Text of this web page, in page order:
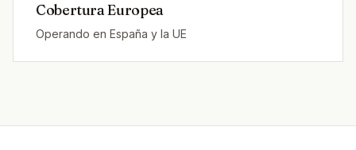
Cobertura Europea
Operando en España y la UE